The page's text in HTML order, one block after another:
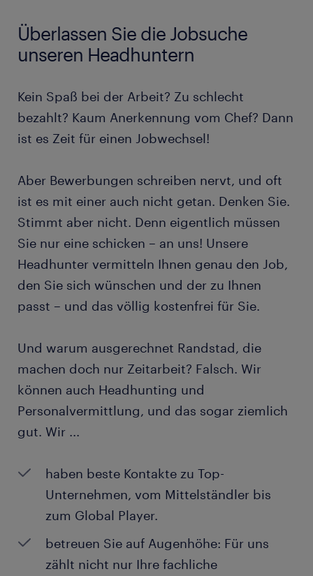
Überlassen Sie die Jobsuche
unseren Headhuntern
Kein Spaß bei der Arbeit? Zu schlecht
bezahlt? Kaum Anerkennung vom Chef? Dann
ist es Zeit für einen Jobwechsel!
Aber Bewerbungen schreiben nervt, und oft
ist es mit einer auch nicht getan. Denken Sie.
Stimmt aber nicht. Denn eigentlich müssen
Sie nur eine schicken – an uns! Unsere
Headhunter vermitteln Ihnen genau den Job,
den Sie sich wünschen und der zu Ihnen
passt – und das völlig kostenfrei für Sie.
Und warum ausgerechnet Randstad, die
machen doch nur Zeitarbeit? Falsch. Wir
können auch Headhunting und
Personalvermittlung, und das sogar ziemlich
gut. Wir ...
haben beste Kontakte zu Top-
Unternehmen, vom Mittelständler bis
zum Global Player.
betreuen Sie auf Augenhöhe: Für uns
zählt nicht nur Ihre fachliche